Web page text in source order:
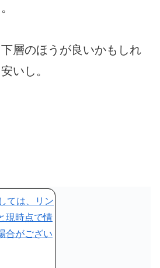
層のほうが良いかもしれ
いし。